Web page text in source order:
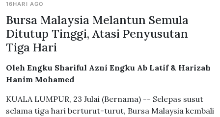
16HARI AGO
Bursa Malaysia Melantun Semula
Ditutup Tinggi, Atasi Penyusutan
Tiga Hari
Oleh Engku Shariful Azni Engku Ab Latif & Harizah
Hanim Mohamed
KUALA LUMPUR, 23 Julai (Bernama) -- Selepas susut
selama tiga hari berturut-turut, Bursa Malaysia kembali